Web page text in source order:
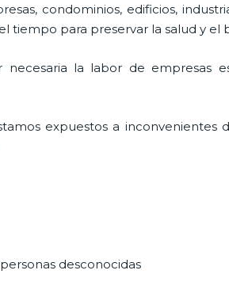
condominios, edificios,
tiempo para preservar la salud y el
la labor de empresas
expuestos a
desconocidas